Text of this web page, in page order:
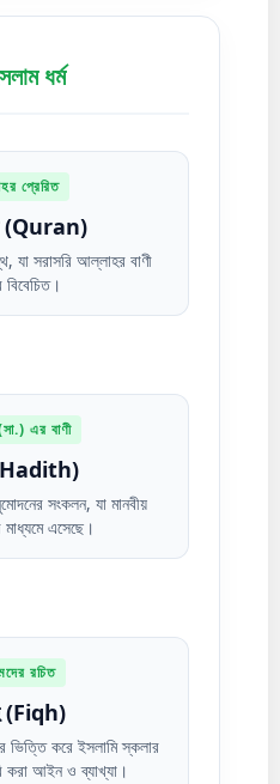
ধর্ম
প্রেরিত
(Quran)
যা সরাসরি আল্লাহর বাণী
বিবেচিত।
এর বাণী
(Hadith)
সংকলন, যা মানবীয়
মাধ্যমে এসেছে।
রচিত
(Fiqh)
করে ইসলামি স্কলার
করা আইন ও ব্যাখ্যা।